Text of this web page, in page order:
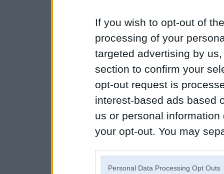
If you wish to opt-out of
processing of your
targeted advertising by
section to confirm your
opt-out request is
interest-based ads based
us or personal
your opt-out. You may
Personal Data Processing Opt Outs